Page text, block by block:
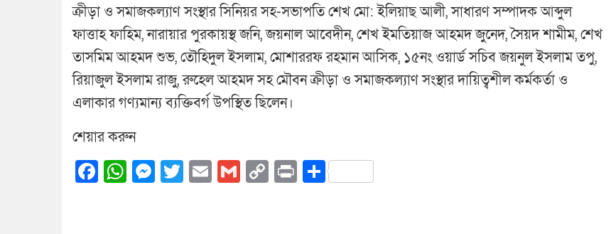
ক্রীড়া ও সমাজকল্যাণ সংস্থার সিনিয়র সহ-সভাপতি শেখ মো: ইলিয়াছ আলী, সাধারণ সম্পাদক আব্দুল
ফাত্তাহ ফাহিম, নারায়ার পুরকায়স্থ জনি, জয়নাল আবেদীন, শেখ ইমতিয়াজ আহমদ জুনেদ, সৈয়দ শামীম, শেখ
তাসমিম আহমদ শুভ, তৌহিদুল ইসলাম, মোশাররফ রহমান আসিক, ১৫নং ওয়ার্ড সচিব জয়নুল ইসলাম তপু,
রিয়াজুল ইসলাম রাজু, রুহেল আহমদ সহ মৌবন ক্রীড়া ও সমাজকল্যাণ সংস্থার দায়িত্বশীল কর্মকর্তা ও
এলাকার গণ্যমান্য ব্যক্তিবর্গ উপস্থিত ছিলেন।
শেয়ার করুন
Facebook
WhatsApp
Messenger
Twitter
EmailGmailCopy
PrintShare